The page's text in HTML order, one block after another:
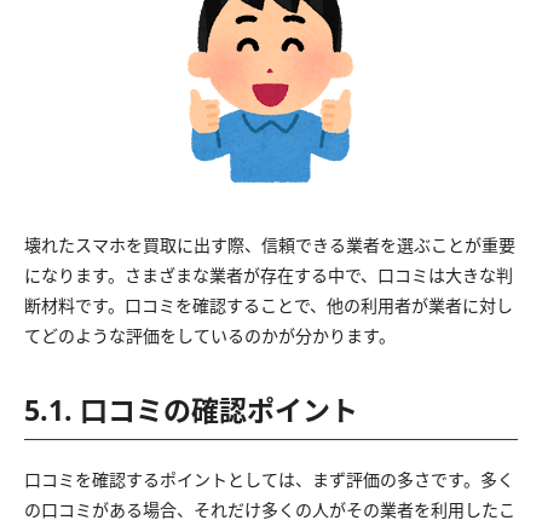
壊れたスマホを買取に出す際、信頼できる業者を選ぶことが重要
になります。さまざまな業者が存在する中で、口コミは大きな判
断材料です。口コミを確認することで、他の利用者が業者に対し
てどのような評価をしているのかが分かります。
5.1. 口コミの確認ポイント
口コミを確認するポイントとしては、まず評価の多さです。多く
の口コミがある場合、それだけ多くの人がその業者を利用したこ